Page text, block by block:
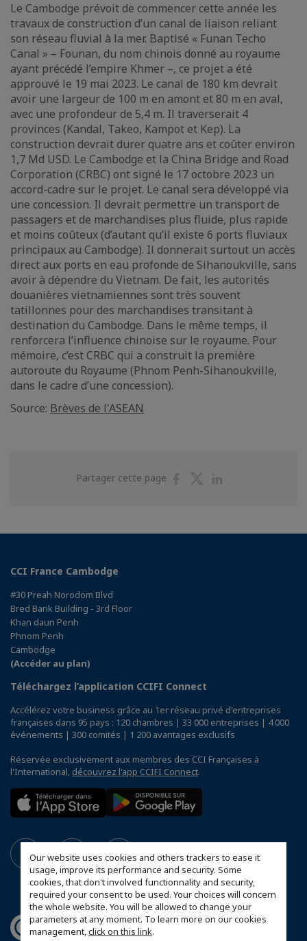
Our website uses cookies and others trackers to ease it
usage, improve its performance and security. Some
cookies, that don't involved functionnality and security,
required your consent to be used. Your choices will concern
the whole website. You will be allowed to change your
parameters at any moment. To learn more on our cookies
management,click on this link.
Le Cambodge prévoit de commencer cette année les
travaux de construction d’un canal de liaison reliant
son réseau fluvial à la mer. Baptisé « Funan Techo
Canal » – Founan, du nom chinois donné au royaume
ayant précédé l’empire Khmer –, ce projet a été
approuvé le 19 mai 2023. Le canal de 180 km devrait
avoir une largeur de 100 m en amont et 80 m en aval,
avec une profondeur de 5,4 m. Il traverserait 4
provinces (Kandal, Takeo, Kampot et Kep). La
construction devrait durer quatre ans et coûter environ
1,7 Md USD. Le Cambodge et la China Bridge and Road
Corporation (CRBC) ont signé le 17 octobre 2023 un
accord-cadre sur le projet. Le canal sera développé via
une concession. Il devrait permettre un transport de
passagers et de marchandises plus fluide, plus rapide
et moins coûteux (d’autant qu’il existe 6 ports fluviaux
principaux au Cambodge). Il donnerait surtout un accès
direct aux ports en eau profonde de Sihanoukville, sans
avoir à dépendre du Vietnam. De fait, les autorités
douanières vietnamiennes sont très souvent
tatillonnes pour des marchandises transitant à
destination du Cambodge. Dans le même temps, il
renforcera l’influence chinoise sur le royaume. Pour
mémoire, c’est CRBC qui a construit la première
autoroute du Royaume (Phnom Penh-Sihanoukville,
dans le cadre d’une concession).
Source: Brèves de l'ASEAN
Partager cette page
PartagerPartager
CCI France Cambodge
#30 Preah Norodom Blvd
Bred Bank Building - 3rd Floor
Khan daun Penh
Phnom Penh
Cambodge
(Accéder au plan)
Téléchargez l’application CCIFI Connect
Accélérez votre business grâce au 1er réseau privé d'entreprises
françaises dans 95 pays : 120 chambres | 33 000 entreprises | 4 000
événements | 300 comités | 1 200 avantages exclusifs
Réservée exclusivement aux membres des CCI Françaises à
l'International, découvrez l'app CCIFI Connect.